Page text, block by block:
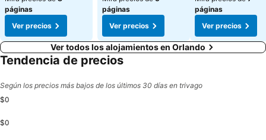
páginas
Ver precios
páginas
Ver precios
páginas
Ver precios
Ver todos los alojamientos en Orlando
Tendencia de precios
Según los precios más bajos de los últimos 30 días en trivago
$0
$0